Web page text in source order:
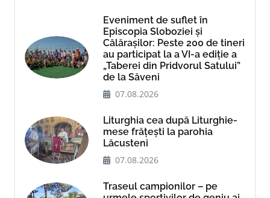
Eveniment de suflet în
Episcopia Sloboziei și
Călărașilor: Peste 200 de tineri
au participat la a VI-a ediție a
„Taberei din Pridvorul Satului”
de la Săveni
07.08.2026
Liturghia cea după Liturghie-
mese frățești la parohia
Lăcusteni
07.08.2026
Traseul campionilor – pe